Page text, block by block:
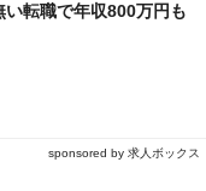
転職で年収800万円も
sponsored by 求人ボックス